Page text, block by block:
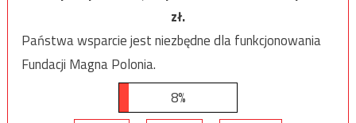
zł.
Państwa wsparcie jest niezbędne dla funkcjonowania
Fundacji Magna Polonia.
8%